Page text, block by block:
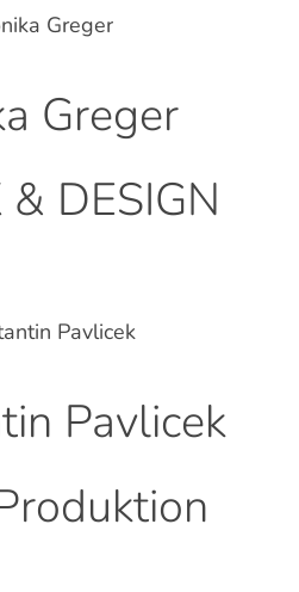
Greger
& DESIGN
Pavlicek